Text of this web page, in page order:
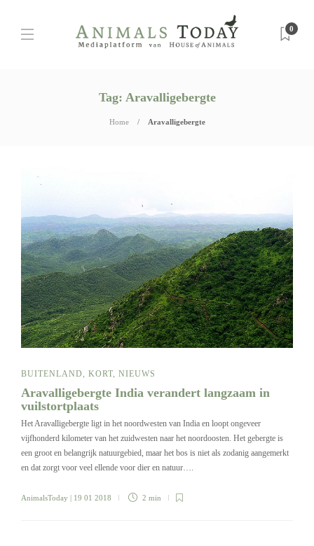
0
Tag: Aravalligebergte
Home Aravalligebergte
BUITENLAND, KORT, NIEUWS
Aravalligebergte India verandert langzaam in
vuilstortplaats
Het Aravalligebergte ligt in het noordwesten van India en loopt ongeveer
vijfhonderd kilometer van het zuidwesten naar het noordoosten. Het gebergte is
een groot en belangrijk natuurgebied, maar het bos is niet als zodanig aangemerkt
en dat zorgt voor veel ellende voor dier en natuur….
AnimalsToday | 19 01 2018 2 min